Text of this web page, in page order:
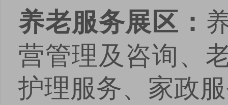
养老服务展区：
营管理及咨询、
护理服务、家政